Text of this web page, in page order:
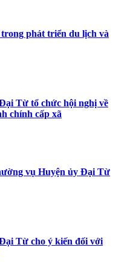
phát triển du lịch và
Từ tổ chức hội nghị về
chính cấp xã
vụ Huyện ủy Đại Từ
Từ cho ý kiến đối với